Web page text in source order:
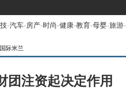
-汽车-房产-时尚-健康-教育-母婴-旅游-
国际米兰
团注资起决定作用